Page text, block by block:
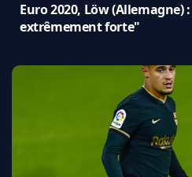
Euro 2020, Löw (Allemagne)
extrêmement forte"